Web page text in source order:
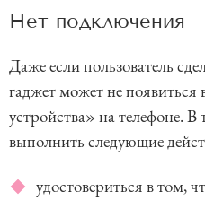
Нет подключения
Даже если пользователь
гаджет может не появиться
устройства» на телефоне.
выполнить следующие
удостовериться в том,